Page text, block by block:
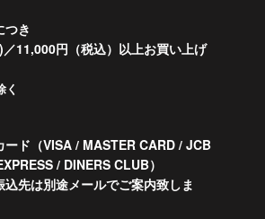
つき
11,000円（税込）以上お買い上げ
く
ード（VISA / MASTER CARD / JCB
/ DINERS CLUB）
込先は別途メールでご案内致しま